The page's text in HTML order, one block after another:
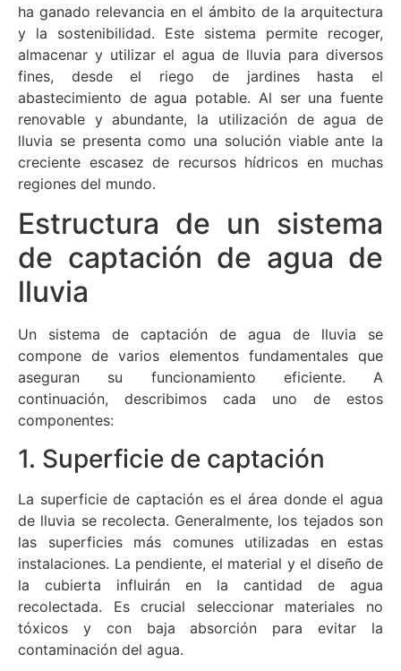
ha ganado relevancia en el ámbito de la arquitectura
y la sostenibilidad. Este sistema permite recoger,
almacenar y utilizar el agua de lluvia para diversos
fines, desde el riego de jardines hasta el
abastecimiento de agua potable. Al ser una fuente
renovable y abundante, la utilización de agua de
lluvia se presenta como una solución viable ante la
creciente escasez de recursos hídricos en muchas
regiones del mundo.
Estructura de un sistema
de captación de agua de
lluvia
Un sistema de captación de agua de lluvia se
compone de varios elementos fundamentales que
aseguran su funcionamiento eficiente. A
continuación, describimos cada uno de estos
componentes:
1. Superficie de captación
La superficie de captación es el área donde el agua
de lluvia se recolecta. Generalmente, los tejados son
las superficies más comunes utilizadas en estas
instalaciones. La pendiente, el material y el diseño de
la cubierta influirán en la cantidad de agua
recolectada. Es crucial seleccionar materiales no
tóxicos y con baja absorción para evitar la
contaminación del agua.